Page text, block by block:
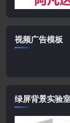
视频广告模板
绿屏背景实验